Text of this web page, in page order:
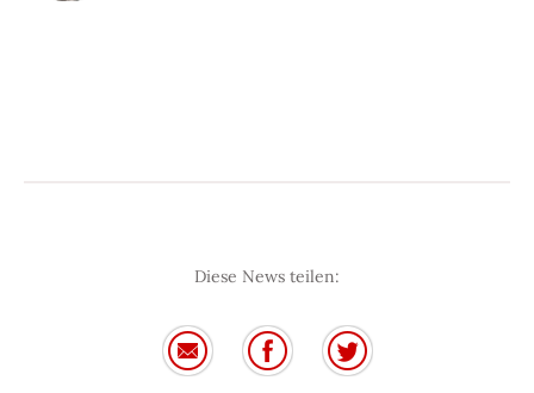
Diese News teilen: